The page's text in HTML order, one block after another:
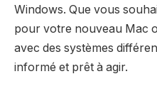
Windows. Que vous
pour votre nouveau Mac
avec des systèmes
informé et prêt à agir.